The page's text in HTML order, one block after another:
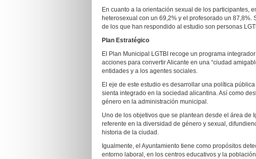
En cuanto a la orientación sexual de los participantes,
heterosexual con un 69,2% y el profesorado un
de los que han respondido al estudio son personas
Plan Estratégico
El Plan Municipal LGTBI recoge un programa
acciones para convertir Alicante en una “ciudad
entidades y a los agentes sociales.
El eje de este estudio es desarrollar una política
sienta integrado en la sociedad alicantina. Así como
género en la administración municipal.
Uno de los objetivos que se plantean desde el área de
referente en la diversidad de género y sexual,
historia de la ciudad.
Igualmente, el Ayuntamiento tiene como propósitos
entorno laboral, en los centros educativos y la